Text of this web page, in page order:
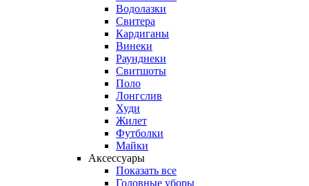
Водолазки
Свитера
Кардиганы
Винеки
Раунднеки
Свитшоты
Поло
Лонгслив
Худи
Жилет
Футболки
Майки
Аксессуары
Показать все
Головные уборы